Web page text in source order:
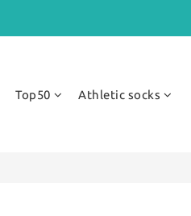
Top50 Athletic socks